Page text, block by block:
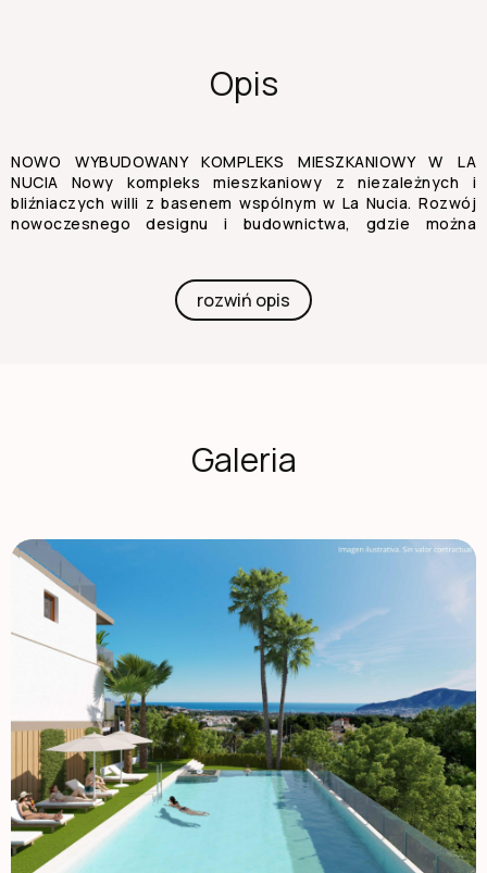
Opis
NOWO WYBUDOWANY KOMPLEKS MIESZKANIOWY W LA
NUCIA Nowy kompleks mieszkaniowy z niezależnych i
bliźniaczych willi z basenem wspólnym w La Nucia. Rozwój
nowoczesnego designu i budownictwa, gdzie można
zdrowym stylem życia. Blisko wszystkich usług i
sportowego miasta La Nucia. Rozmiary nowoczesnych
nieruchomości i ich układ sprawiają, że są one idealne dla
łazienki, toaletę gościnną, kuchnię otwartą z przestrzenią
wypoczynkową, szafy montowane, kilka tarasów z
świeżym powietrzu z przyjaciółmi. La Nucía to gmina w
comarce Marina Baixa, Alicante. Graniczy z gminami Altea,
Callosa d'En Sarrià, Benidorm, Polop oraz L'Alfàs del Pi. La
Nucia położona jest w dolinie owocowej między Benidorm
a Callosa d'En Sarrià, 3 km od wybrzeża Altea. Centrum
miejskie znajduje się na cyplu z widokiem na Morze
Śródziemne, 51 km na północ od Alicante i 8 km na północ
od Benidorm. 1129
rozwiń opis
Galeria